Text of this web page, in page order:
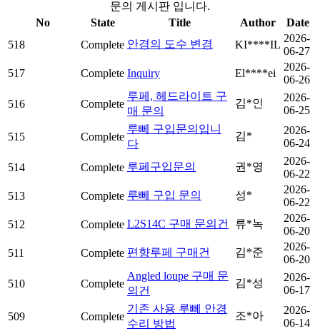
문의 게시판 입니다.
No
State Title Author
Date
518
Complete 안경의 도수 변경 KI****IL
2026-
06-27
517
Complete Inquiry El****ei
2026-
06-26
516
Complete
루페, 헤드라이트 구
매 문의
김*인
2026-
06-25
515 Complete
루뻬 구입문의입니
다
김*
2026-
06-24
514
Complete 루페구입문의 권*영
2026-
06-22
513
Complete 루뻬 구입 문의 성*
2026-
06-22
512
Complete L2S14C 구매 문의건 류*녹
2026-
06-20
511
Complete 편향루페 구매건 김*준
2026-
06-20
510
Complete
Angled loupe 구매 문
의건
김*성
2026-
06-17
509 Complete
기존 사용 루뻬 안경
수리 방법
조*아
2026-
06-14